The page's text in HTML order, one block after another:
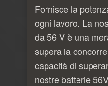
Fornisce la
ogni lavoro. La
da 56 V è una
supera la
capacità di
nostre batterie